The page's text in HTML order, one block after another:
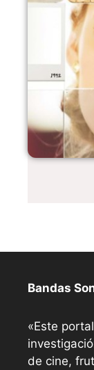
Bandas
«Este
de cine,